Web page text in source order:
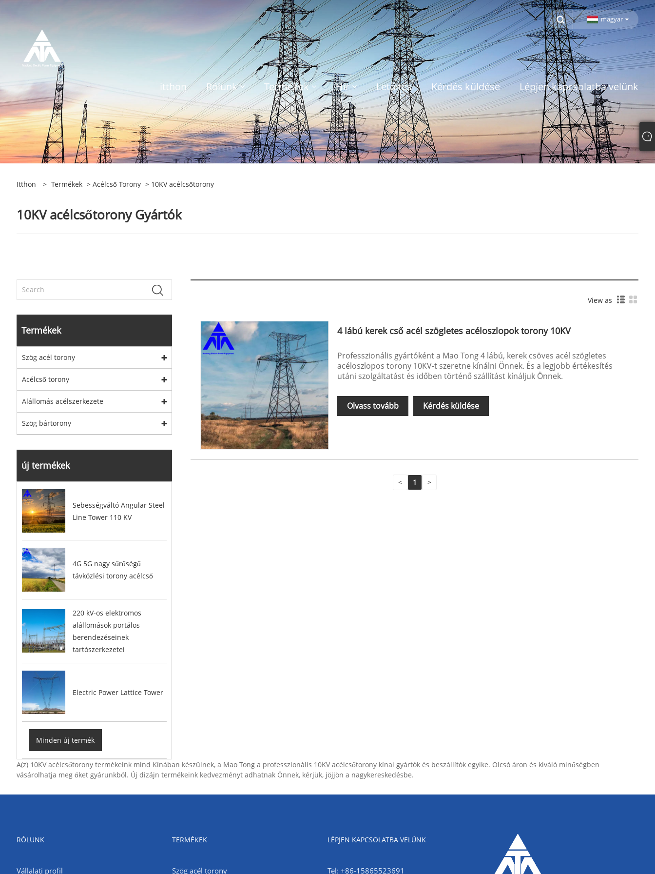
magyar
itthon Rólunk Termékek Hír Letöltés Kérdés küldése Lépjen kapcsolatba velünk
Itthon > Termékek > Acélcső Torony > 10KV acélcsőtorony
10KV acélcsőtorony Gyártók
Termékek
Szög acél torony
Acélcső torony
Alállomás acélszerkezete
Szög bártorony
új termékek
Sebességváltó Angular Steel
Line Tower 110 KV
4G 5G nagy sűrűségű
távközlési torony acélcső
220 kV-os elektromos
alállomások portálos
berendezéseinek
tartószerkezetei
Electric Power Lattice Tower
Minden új termék
View as
4 lábú kerek cső acél szögletes acéloszlopok torony 10KV
Professzionális gyártóként a Mao Tong 4 lábú, kerek csöves acél szögletes
acéloszlopos torony 10KV-t szeretne kínálni Önnek. És a legjobb értékesítés
utáni szolgáltatást és időben történő szállítást kínáljuk Önnek.
Olvass tovább Kérdés küldése
< 1 >
A(z) 10KV acélcsőtorony termékeink mind Kínában készülnek, a Mao Tong a professzionális 10KV acélcsőtorony kínai gyártók és beszállítók egyike. Olcsó áron és kiváló minőségben
vásárolhatja meg őket gyárunkból. Új dizájn termékeink kedvezményt adhatnak Önnek, kérjük, jöjjön a nagykereskedésbe.
RÓLUNK
Vállalati profil
TERMÉKEK
Szög acél torony
LÉPJEN KAPCSOLATBA VELÜNK
Tel: +86-15865523691